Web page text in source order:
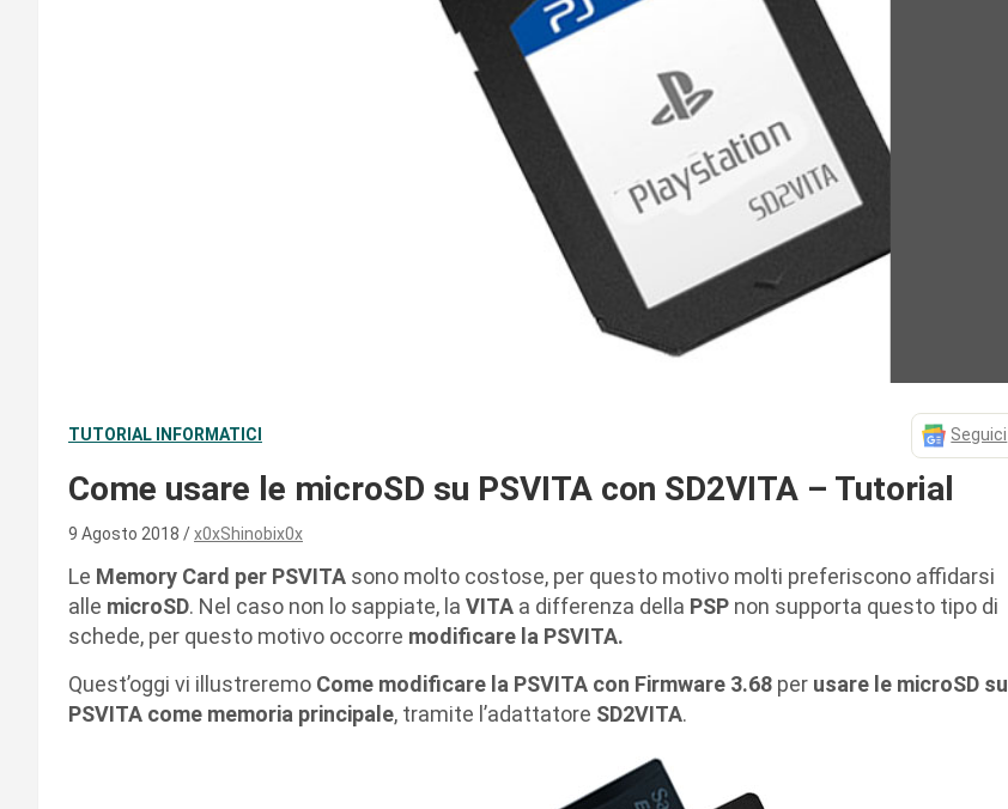
TUTORIAL INFORMATICI Seguici
Come usare le microSD su PSVITA con SD2VITA – Tutorial
9 Agosto 2018 x0xShinobix0x
Le Memory Card per PSVITA sono molto costose, per questo motivo molti preferiscono affidarsi
alle microSD. Nel caso non lo sappiate, la VITA a differenza della PSP non supporta questo tipo di
schede, per questo motivo occorre modificare la PSVITA.
Quest’oggi vi illustreremo Come modificare la PSVITA con Firmware 3.68 per usare le microSD su
PSVITA come memoria principale, tramite l’adattatore SD2VITA.